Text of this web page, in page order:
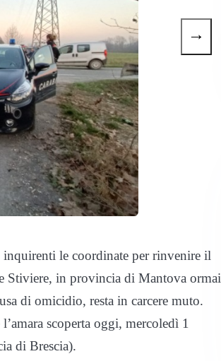
→
inquirenti le coordinate per rinvenire il
Stiviere, in provincia di Mantova ormai
di omicidio, resta in carcere muto.
scoperta oggi, mercoledì 1
di Brescia).